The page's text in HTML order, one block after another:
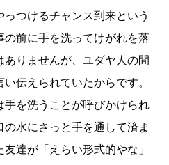
つけるチャンス到来という
前に手を洗ってけがれを落
りませんが、ユダヤ人の間
伝えられていたからです。
を洗うことが呼びかけられ
水にさっと手を通して済ま
達が「えらい形式的やな」